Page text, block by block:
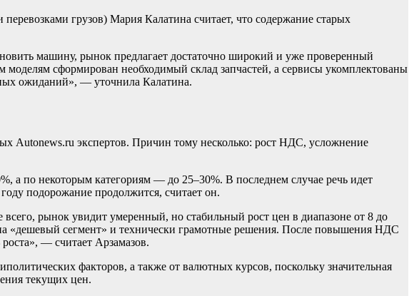
грузов) Мария Калатина считает, что содержание старых
машину, рынок предлагает достаточно широкий и уже проверенный
сформирован необходимый склад запчастей, а сервисы укомплектованы
ожиданий», — уточнила Калатина.
Autonews.ru экспертов. Причин тому несколько: рост НДС, усложнение
а по некоторым категориям — до 25–30%. В последнем случае речь идет
подорожание продолжится, считает он.
рынок увидит умеренный, но стабильный рост цен в диапазоне от 8 до
«дешевый сегмент» и технически грамотные решения. После повышения НДС
— считает Арзамазов.
факторов, а также от валютных курсов, поскольку значительная
текущих цен.